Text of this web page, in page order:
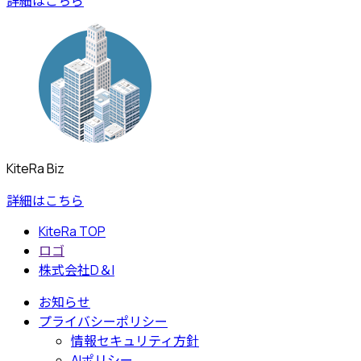
KiteRa Biz
詳細はこちら
KiteRa TOP
ロゴ
株式会社D＆I
お知らせ
プライバシーポリシー
情報セキュリティ方針